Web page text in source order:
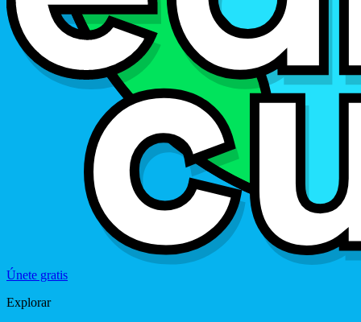
Únete gratis
Explorar